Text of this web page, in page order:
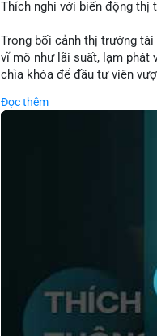
Thích nghi với biến động thị
Trong bối cảnh thị trường
vĩ mô như lãi suất, lạm phát
chìa khóa để đầu tư viên
cơ bản, phân배 tài sản hợp
giảm rủi ro mà còn tạo
Đọc thêm